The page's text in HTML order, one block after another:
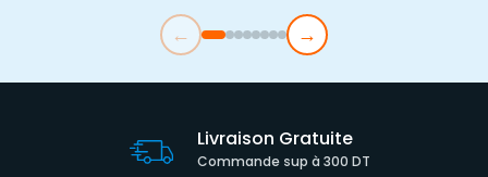
← →
Livraison Gratuite
Commande sup à 300 DT